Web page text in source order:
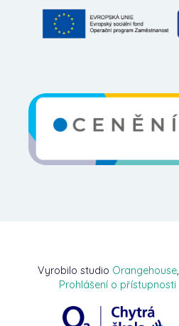
Vyrobilo studio Orangehouse,
Prohlášení o přístupnosti